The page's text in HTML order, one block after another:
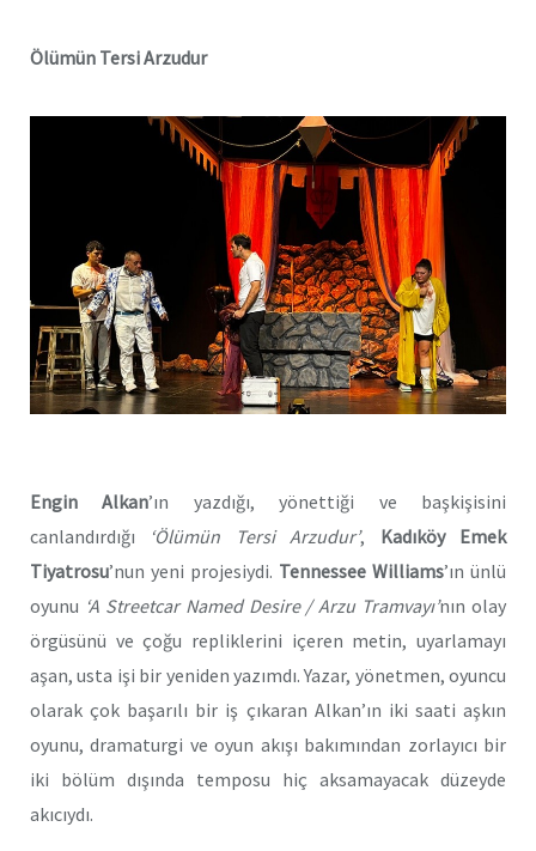
Ölümün Tersi Arzudur
Engin Alkan’ın yazdığı, yönettiği ve başkişisini
canlandırdığı
‘Ölümün Tersi Arzudur’, Kadıköy Emek
Tiyatrosu’nun yeni projesiydi. Tennessee Williams’ın ünlü
oyunu ‘A Streetcar Named Desire / Arzu Tramvayı’nın olay
örgüsünü ve çoğu repliklerini içeren metin, uyarlamayı
aşan, usta işi bir yeniden yazımdı. Yazar, yönetmen, oyuncu
olarak çok başarılı bir iş çıkaran Alkan’ın iki saati aşkın
oyunu, dramaturgi ve oyun akışı bakımından zorlayıcı bir
iki bölüm dışında temposu hiç aksamayacak düzeyde
akıcıydı.